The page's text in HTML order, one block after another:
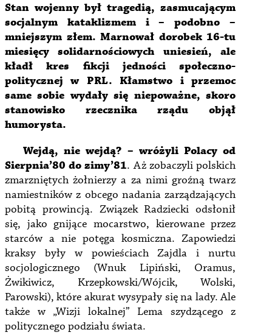
Stan wojenny był tragedią, zasmucającym
socjalnym kataklizmem i – podobno –
mniejszym złem. Marnował dorobek 16-tu
miesięcy solidarnościowych uniesień, ale
kładł kres fikcji jedności społeczno-
politycznej w PRL. Kłamstwo i przemoc
same sobie wydały się niepoważne, skoro
stanowisko rzecznika rządu objął
humorysta.
Wejdą, nie wejdą? – wróżyli Polacy od
Sierpnia’80 do zimy’81. Aż zobaczyli polskich
zmarzniętych żołnierzy a za nimi groźną twarz
namiestników z obcego nadania zarządzających
pobitą prowincją. Związek Radziecki odsłonił
się, jako gnijące mocarstwo, kierowane przez
starców a nie potęga kosmiczna. Zapowiedzi
kraksy były w powieściach Zajdla i nurtu
socjologicznego (Wnuk Lipiński, Oramus,
Żwikiwicz, Krzepkowski/Wójcik, Wolski,
Parowski), które akurat wysypały się na lady. Ale
także w „Wizji lokalnej” Lema szydzącego z
politycznego podziału świata.